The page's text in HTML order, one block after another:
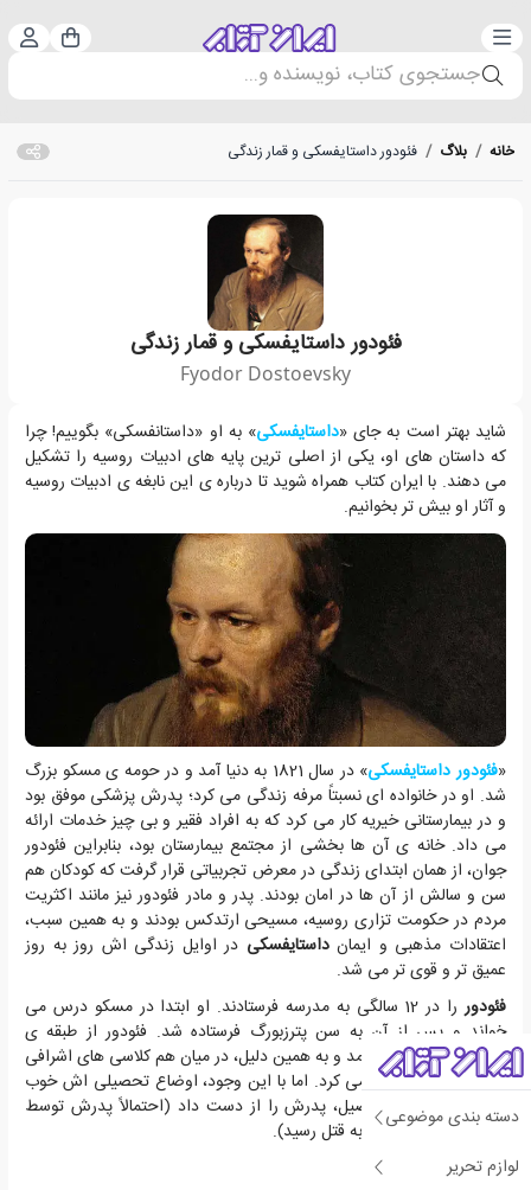
دسته‌بندی سبد
جستجوی کتاب، نویسنده و...
دسته بندی موضوعی
لوازم تحریر
خانه / بلاگ / فئودور داستایفسکی و قمار زندگی
فئودور داستایفسکی و قمار زندگی
Fyodor Dostoevsky
داستان های او، یکی از اصلی ترین پایه های ادبیات روسیه را تشکیل می
شاید بهتر است به جای «داستایفسکی» به او «داستانفسکی» بگوییم! چرا
که داستان های او، یکی از اصلی ترین پایه های ادبیات روسیه را تشکیل
می دهند. با ایران کتاب همراه شوید تا درباره ی این نابغه ی ادبیات روسیه
و آثار او بیش تر بخوانیم.
«فئودور داستایفسکی
» در سال 1821 به دنیا آمد و در حومه ی مسکو بزرگ
شد. او در خانواده ای نسبتاً مرفه زندگی می کرد؛ پدرش پزشکی موفق بود
و در بیمارستانی خیریه کار می کرد که به افراد فقیر و بی چیز خدمات ارائه
می داد. خانه ی آن ها بخشی از مجتمع بیمارستان بود، بنابراین فئودور
جوان، از همان ابتدای زندگی در معرض تجربیاتی قرار گرفت که کودکان هم
سن و سالش از آن ها در امان بودند. پدر و مادر فئودور نیز مانند اکثریت
مردم در حکومت تزاری روسیه، مسیحی ارتدکس بودند و به همین سبب،
اعتقادات مذهبی و ایمانداستایفسکی در اوایل زندگی اش روز به روز
عمیق تر و قوی تر می شد.
فئودور
را در 12 سالگی به مدرسه فرستادند. او ابتدا در مسکو درس می
خواند و پس از آن به سن پترزبورگ فرستاده شد. فئودور از طبقه ی
اجتماعی متوسط می آمد و به همین دلیل، در میان هم کلاسی های اشرافی
اش، احساس غریبی می کرد. اما با این وجود، اوضاع تحصیلی اش خوب
بود. او در دوران تحصیل، پدرش را از دست داد (احتمالاً پدرش توسط
یکی از خدمتکارانشان به قتل رسید).